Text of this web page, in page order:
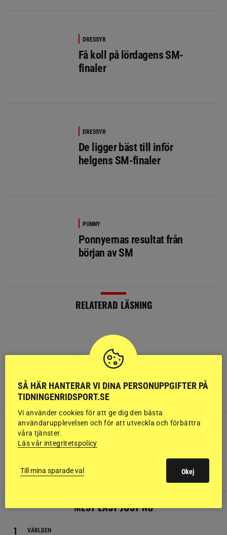
DRESSYR
Få koll på lördagens SM-
finaler
DRESSYR
De ligger bäst till inför
helgens SM-finaler
PONNY
Ponnyernas resultat från
början av SM
RELATERAD LÄSNING
Söndag med fyra SM-finaler på
Grevagården
De är svenska paramästare
MEST LÄST JUST NU
VÄRLDEN
SÅ HÄR HANTERAR VI DINA PERSONUPPGIFTER PÅ
TIDNINGENRIDSPORT.SE
Vi använder cookies för att ge dig den bästa
användarupplevelsen och för att utveckla och förbättra
våra tjänster.
Läs vår integritetspolicy
Till mina sparade val Okej